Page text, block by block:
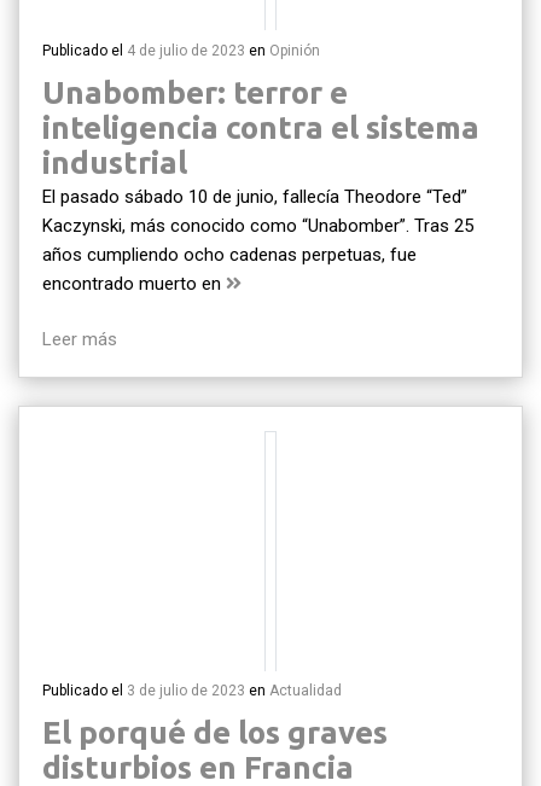
Publicado el 4 de julio de 2023 en Opinión
Unabomber: terror e
inteligencia contra el sistema
industrial
El pasado sábado 10 de junio, fallecía Theodore “Ted”
Kaczynski, más conocido como “Unabomber”. Tras 25
años cumpliendo ocho cadenas perpetuas, fue
encontrado muerto en
Leer más
Publicado el 3 de julio de 2023 en Actualidad
El porqué de los graves
disturbios en Francia